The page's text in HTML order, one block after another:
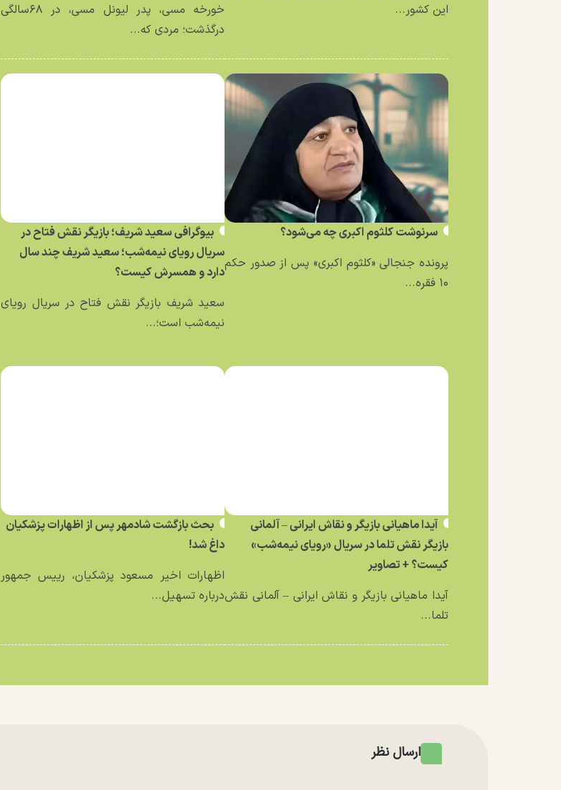
این کشور...
خورخه مسی، پدر لیونل مسی، در ۶۸سالگی
درگذشت؛ مردی که...
سرنوشت کلثوم اکبری چه می‌شود؟
پرونده جنجالی «کلثوم اکبری» پس از صدور حکم
۱۰ فقره...
بیوگرافی سعید شریف؛ بازیگر نقش فتاح در
سریال رویای نیمه‌شب؛ سعید شریف چند سال
دارد و همسرش کیست؟
سعید شریف بازیگر نقش فتاح در سریال رویای
نیمه‌شب است؛...
آیدا ماهیانی بازیگر و نقاش ایرانی – آلمانی
بازیگر نقش تلما در سریال «رویای نیمه‌شب»
کیست؟ + تصاویر
آیدا ماهیانی بازیگر و نقاش ایرانی – آلمانی نقش
تلما...
بحث بازگشت شادمهر پس از اظهارات پزشکیان
داغ شد!
اظهارات اخیر مسعود پزشکیان، رییس جمهور
درباره تسهیل...
ارسال نظر